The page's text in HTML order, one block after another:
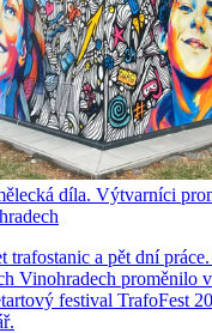
díla. Výtvarníci
trafostanic a pět dní
Vinohradech proměnilo
festival TrafoFest